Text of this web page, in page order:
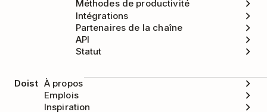
Méthodes de productivité
Intégrations
Partenaires de la chaîne
API
Statut
Doist À propos
Emplois
Inspiration